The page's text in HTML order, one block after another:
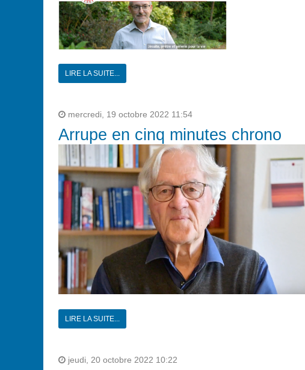
LIRE LA SUITE...
mercredi, 19 octobre 2022 11:54
Arrupe en cinq minutes chrono
LIRE LA SUITE...
jeudi, 20 octobre 2022 10:22